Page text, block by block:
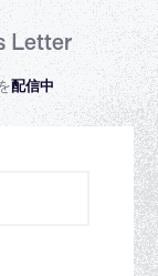
Letter
配信中